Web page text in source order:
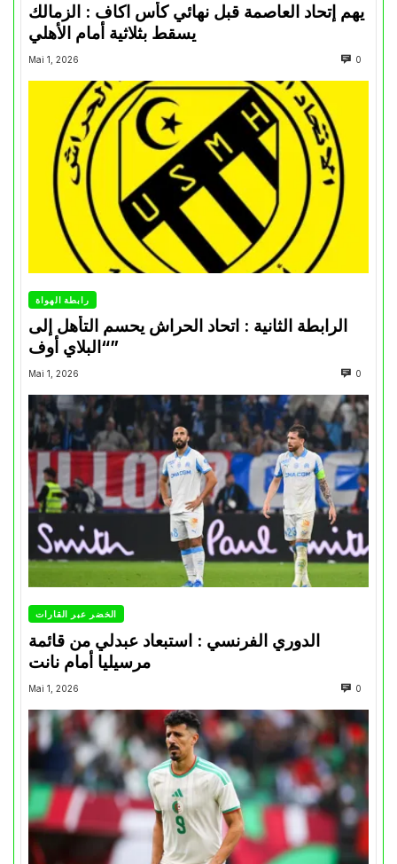
يهم إتحاد العاصمة قبل نهائي كأس اكاف : الزمالك
Mai 1, 2026 0
رابطة الهواة
الرابطة الثانية : اتحاد الحراش يحسم التأهل إلى
“البلاي أوف”
Mai 1, 2026 0
الخضر عبر القارات
الدوري الفرنسي : استبعاد عبدلي من قائمة
مرسيليا أمام نانت
Mai 1, 2026 0